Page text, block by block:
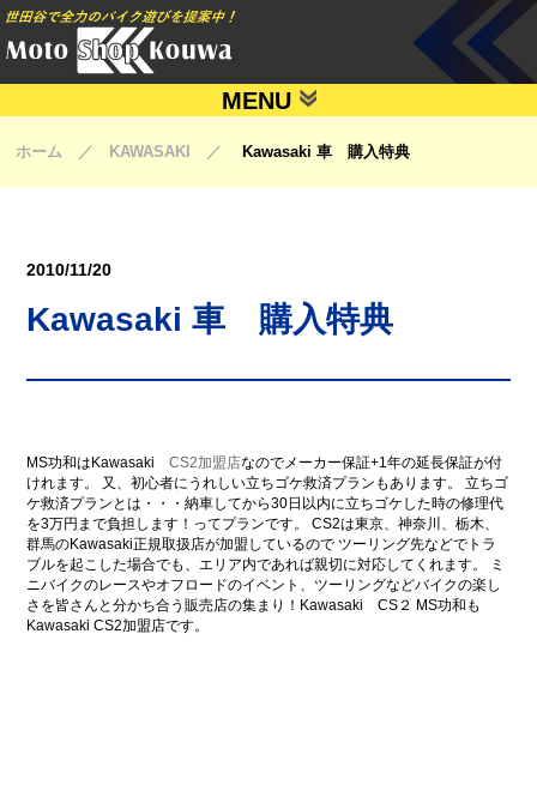
MENU
ホーム ／ KAWASAKI ／ Kawasaki 車 購入特典
2010/11/20
Kawasaki 車 購入特典
MS功和はKawasakiCS2加盟店なのでメーカー保証+1年の延長保証が付
けれます。 又、初心者にうれしい立ちゴケ救済プランもあります。 立ちゴ
ケ救済プランとは・・・納車してから30日以内に立ちゴケした時の修理代
を3万円まで負担します！ってプランです。 CS2は東京、神奈川、栃木、
群馬のKawasaki正規取扱店が加盟しているので ツーリング先などでトラ
ブルを起こした場合でも、エリア内であれば親切に対応してくれます。 ミ
ニバイクのレースやオフロードのイベント、ツーリングなどバイクの楽し
さを皆さんと分かち合う販売店の集まり！Kawasaki CS２ MS功和も
Kawasaki CS2加盟店です。